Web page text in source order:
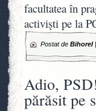
facultatea în
activişti pe la
Postat de Bihorel|
Adio,
părăsit pe